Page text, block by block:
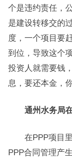
个是违约责任，
是建设转移交的
度，一个项目要
到位，导致这个
投资人就需要钱
息，要还本金，
通州水务局在
在PPP项目里
PPP合同管理产